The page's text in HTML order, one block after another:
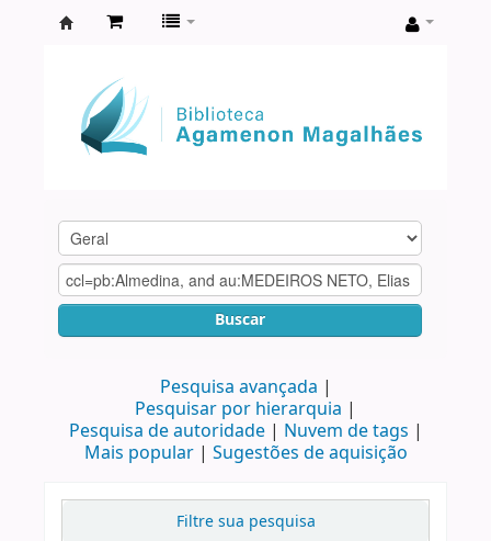
Agamenon
Magalhães
Buscar
Pesquisa avançada
Pesquisar por hierarquia
Pesquisa de autoridade
Nuvem de tags
Mais popular
Sugestões de aquisição
Filtre sua pesquisa